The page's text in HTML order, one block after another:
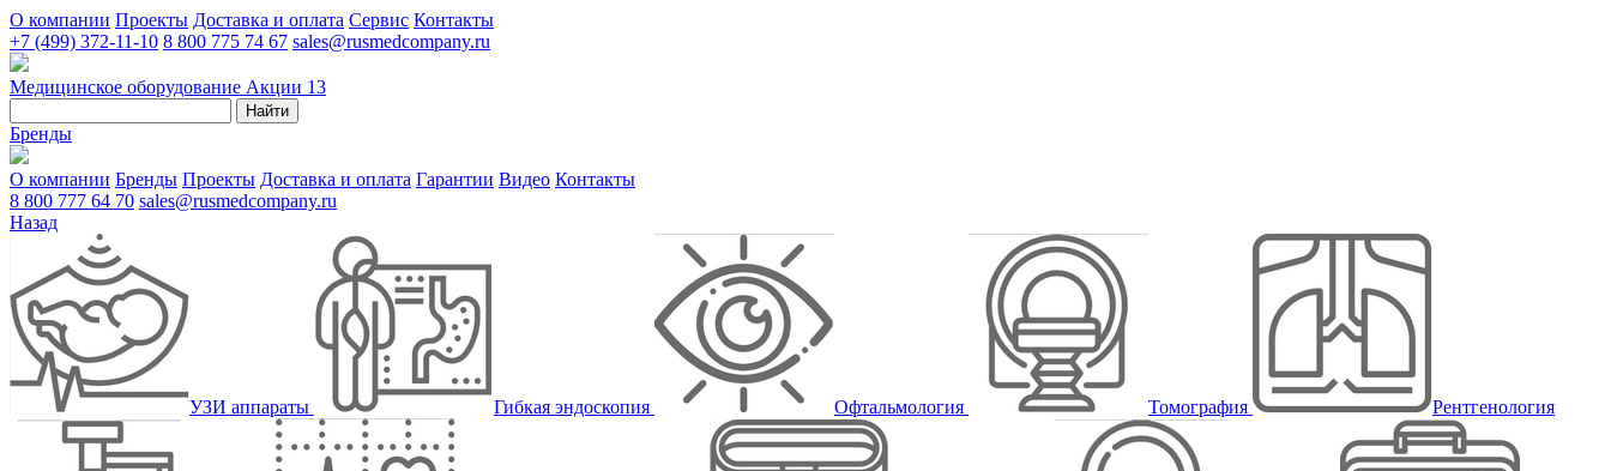
О компании Проекты Доставка и оплата Сервис Контакты
+7 (499) 372-11-10 8 800 775 74 67 sales@rusmedcompany.ru
Медицинское оборудование Акции 13
Найти
Бренды
О компании Бренды Проекты Доставка и оплата Гарантии Видео Контакты
8 800 777 64 70 sales@rusmedcompany.ru
Назад
УЗИ аппараты Гибкая эндоскопия Офтальмология Томография Рентгенология